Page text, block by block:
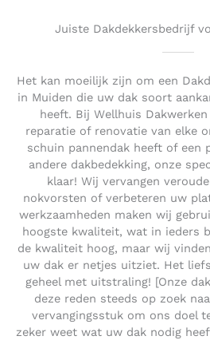
Juiste Dakdekkersbedrijf
Het kan moeilijk zijn om een
in Muiden die uw dak soort
heeft. Bij Wellhuis
reparatie of renovatie van elke
schuin pannendak heeft of een
andere dakbedekking, onze
klaar! Wij vervangen
nokvorsten of verbeteren uw
werkzaamheden maken wij
hoogste kwaliteit, wat in ieders
de kwaliteit hoog, maar wij
uw dak er netjes uitziet. Het
geheel met uitstraling! [Onze
deze reden steeds op zoek
vervangingsstuk om ons doel
zeker weet wat uw dak nodig